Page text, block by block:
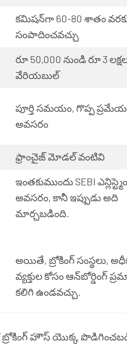
కమిషన్‌గా 60-80 శాతం
సంపాదించవచ్చు
రూ 50,000 నుండి రూ 3
వేరియబుల్
పూర్తి సమయం, గొప్ప
అవసరం
ఫ్రాంచైజ్ మోడల్ వంటివి
ఇంతకుముందు SEBI
అవసరం, కానీ ఇప్పుడు అది
మార్చబడింది.
అయితే, బ్రోకింగ్ సంస్థలు,
వ్యక్తుల కోసం ఆన్‌బోర్డింగ్
కలిగి ఉండవచ్చు.
బ్రోకింగ్ హౌస్ యొక్క